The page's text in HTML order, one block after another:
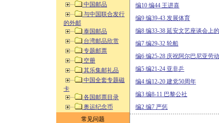
中国邮品
与中国联合发行
的外邮
泰国邮品
台湾邮品欣赏
专题邮票
空册
其乐集邮礼品
中国全套专题磁
卡
各国邮票目录
奥运纪念币
常见问题
编10 编44 王进喜
编9 编39-43 发展体育
编8 编33-38 延安文艺座谈会上
编7 编29-32 轮船
编6 编25-28 庆祝阿尔巴尼亚劳
编5 编21-24 亚非乒
编4 编12-20 建党50周年
编3 编8-11 巴黎公社
编2 编7 严惩